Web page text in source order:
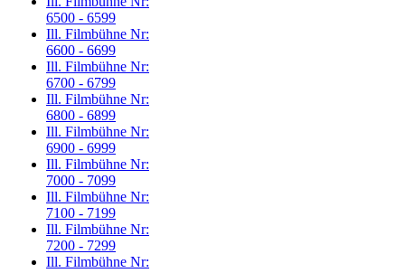
6500 - 6599
Ill. Filmbühne Nr:
6600 - 6699
Ill. Filmbühne Nr:
6700 - 6799
Ill. Filmbühne Nr:
6800 - 6899
Ill. Filmbühne Nr:
6900 - 6999
Ill. Filmbühne Nr:
7000 - 7099
Ill. Filmbühne Nr:
7100 - 7199
Ill. Filmbühne Nr:
7200 - 7299
Ill. Filmbühne Nr: